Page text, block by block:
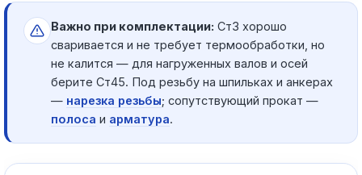
Важно при комплектации: Ст3 хорошо
сваривается и не требует термообработки, но
не калится — для нагруженных валов и осей
берите Ст45. Под резьбу на шпильках и анкерах
— нарезка резьбы; сопутствующий прокат —
полоса и арматура.